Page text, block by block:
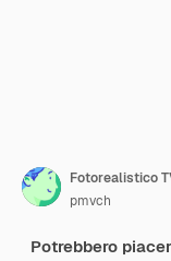
Fotorealistico
pmvch
Potrebbero